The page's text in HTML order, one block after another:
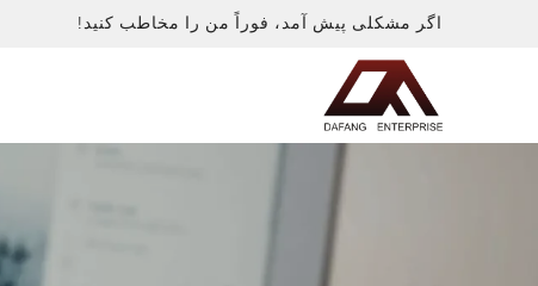
اگر مشکلی پیش آمد، فوراً من را مخاطب کنید!